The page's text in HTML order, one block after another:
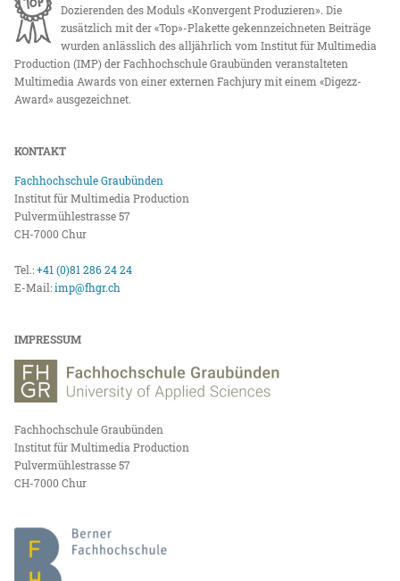
Dozierenden des Moduls «Konvergent Produzieren». Die
zusätzlich mit der «Top»-Plakette gekennzeichneten Beiträge
wurden anlässlich des alljährlich vom Institut für Multimedia
Production (IMP) der Fachhochschule Graubünden veranstalteten
Multimedia Awards von einer externen Fachjury mit einem «Digezz-
Award» ausgezeichnet.
KONTAKT
Fachhochschule Graubünden
Institut für Multimedia Production
Pulvermühlestrasse 57
CH-7000 Chur
Tel.:+41 (0)81 286 24 24
E-Mail:imp@fhgr.ch
IMPRESSUM
Fachhochschule Graubünden
Institut für Multimedia Production
Pulvermühlestrasse 57
CH-7000 Chur